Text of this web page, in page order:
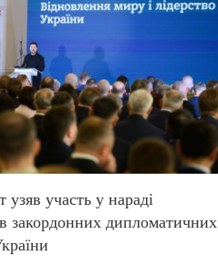
узяв участь у нараді
закордонних дипломатичних